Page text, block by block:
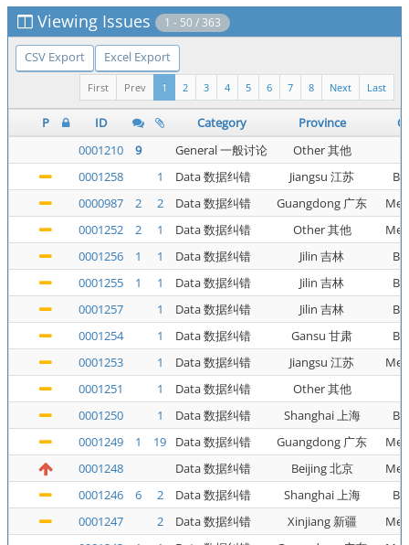
Viewing Issues 1 - 50 / 363
CSV Export Excel Export
Last
Next
8
7
6
5
4
3
2
1
Prev
First
P ID Category Province
0001210
9 General 一般讨论
Other 其他
0001258
1 Data 数据纠错 Jiangsu 江苏
0000987
2 2 Data 数据纠错 Guangdong 广东
0001252
2 1 Data 数据纠错 Other 其他
0001256
1 1 Data 数据纠错 Jilin 吉林
0001255
1 1 Data 数据纠错 Jilin 吉林
0001257
1 Data 数据纠错 Jilin 吉林
0001254
1 Data 数据纠错 Gansu 甘肃
0001253
1 Data 数据纠错 Jiangsu 江苏
0001251
1 Data 数据纠错
Other 其他
0001250
1 Data 数据纠错 Shanghai 上海
0001249
1 19 Data 数据纠错 Guangdong 广东
0001248
Data 数据纠错 Beijing 北京
0001246
6 2 Data 数据纠错 Shanghai 上海
0001247
2 Data 数据纠错 Xinjiang 新疆